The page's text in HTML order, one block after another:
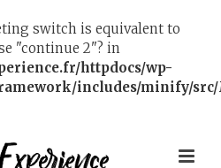
switch is equivalent to
"continue 2"? in
httpdocs/wp-
includes/minify/